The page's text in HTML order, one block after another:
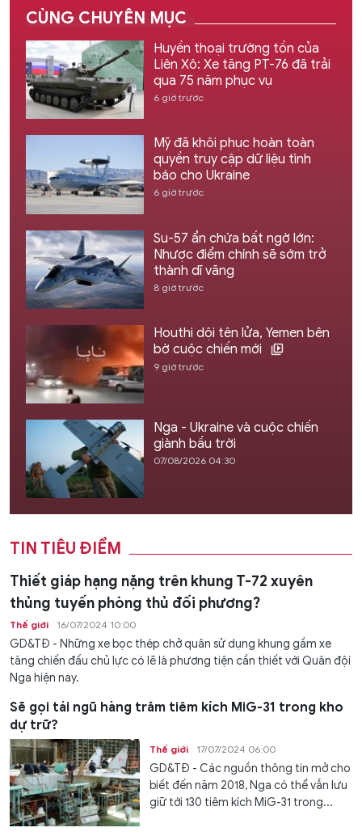
CÙNG CHUYÊN MỤC
Huyền thoại trường tồn của
Liên Xô: Xe tăng PT-76 đã trải
qua 75 năm phục vụ
6 giờ trước
Mỹ đã khôi phục hoàn toàn
quyền truy cập dữ liệu tình
báo cho Ukraine
6 giờ trước
Su-57 ẩn chứa bất ngờ lớn:
Nhược điểm chính sẽ sớm trở
thành dĩ vãng
8 giờ trước
Houthi dội tên lửa, Yemen bên
bờ cuộc chiến mới
9 giờ trước
Nga - Ukraine và cuộc chiến
giành bầu trời
07/08/2026 04:30
TIN TIÊU ĐIỂM
Thiết giáp hạng nặng trên khung T-72 xuyên
thủng tuyến phòng thủ đối phương?
Thế giới 16/07/2024 10:00
GD&TĐ - Những xe bọc thép chở quân sử dụng khung gầm xe
tăng chiến đấu chủ lực có lẽ là phương tiện cần thiết với Quân đội
Nga hiện nay.
Sẽ gọi tái ngũ hàng trăm tiêm kích MiG-31 trong kho
dự trữ?
Thế giới 17/07/2024 06:00
GD&TĐ - Các nguồn thông tin mở cho
biết đến năm 2018, Nga có thể vẫn lưu
giữ tới 130 tiêm kích MiG-31 trong...